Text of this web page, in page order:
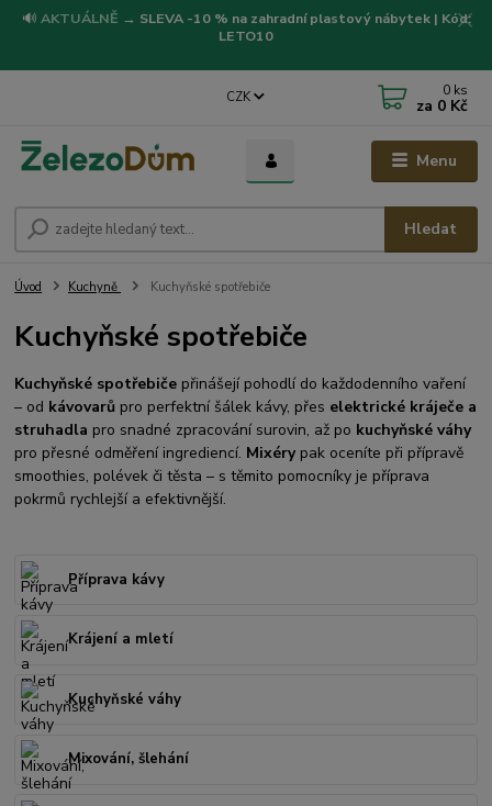
🔊 AKTUÁLNĚ → SLEVA -10 % na zahradní plastový nábytek | Kód:
LETO10
Menu
CZK
Hledat
0 ks
za 0 Kč
Úvod Kuchyně Kuchyňské spotřebiče
Kuchyňské spotřebiče
Kuchyňské spotřebiče přinášejí pohodlí do každodenního vaření
– od kávovarů pro perfektní šálek kávy, přes elektrické kráječe a
struhadla pro snadné zpracování surovin, až po kuchyňské váhy
pro přesné odměření ingrediencí. Mixérypak oceníte při přípravě
smoothies, polévek či těsta – s těmito pomocníky je příprava
pokrmů rychlejší a efektivnější.
Příprava kávy
Krájení a mletí
Kuchyňské váhy
Mixování, šlehání